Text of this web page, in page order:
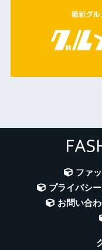
ファ
プライバシ
お問い合